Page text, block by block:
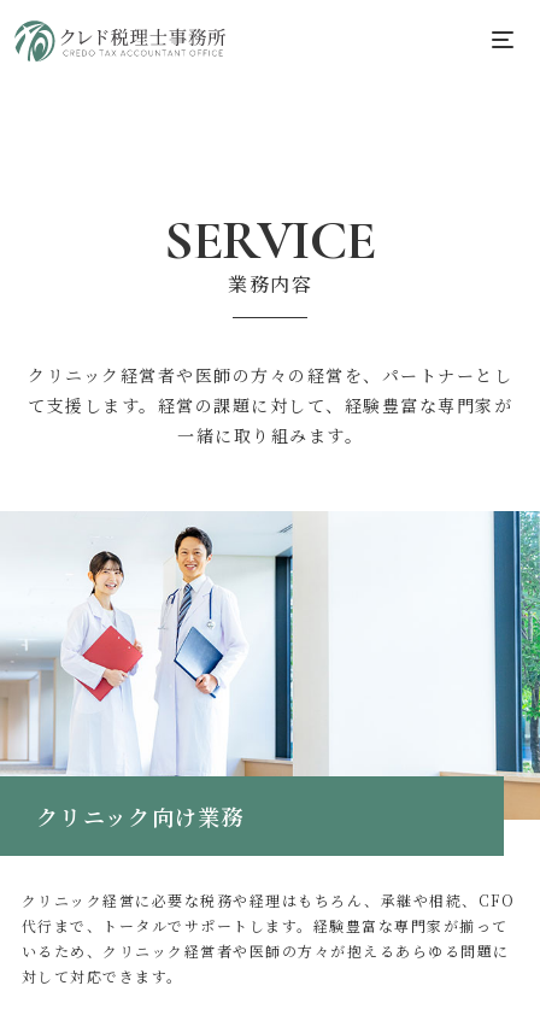
SERVICE
業務内容
クリニック経営者や医師の方々の経営を、パートナーとし
て支援します。 経営の課題に対して、経験豊富な専門家が
一緒に取り組みます。
クリニック向け業務
クリニック経営に必要な税務や経理はもちろん、承継や相続、CFO
代行まで、トータルでサポートします。経験豊富な専門家が揃って
いるため、クリニック経営者や医師の方々が抱えるあらゆる問題に
対して対応できます。